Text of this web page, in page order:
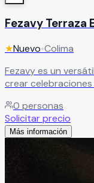
Fezavy Terraza
★Nuevo•Colima
Fezavy es un
crear
instalaciones y
bodas, XV años,
corporativos y
elegante y
0 personas
Solicitar precio
Más información